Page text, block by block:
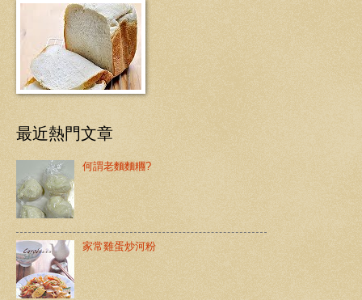
最近熱門文章
何謂老麵麵糰?
家常雞蛋炒河粉